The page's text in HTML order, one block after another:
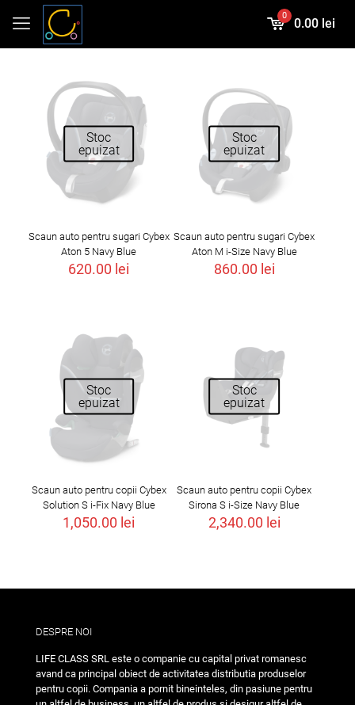
0
0.00 lei
Stoc
epuizat
Scaun auto pentru sugari Cybex
Aton 5 Navy Blue
620.00 lei
Stoc
epuizat
Scaun auto pentru sugari Cybex
Aton M i-Size Navy Blue
860.00 lei
Stoc
epuizat
Scaun auto pentru copii Cybex
Solution S i-Fix Navy Blue
1,050.00 lei
Stoc
epuizat
Scaun auto pentru copii Cybex
Sirona S i-Size Navy Blue
2,340.00 lei
DESPRE NOI
LIFE CLASS SRL este o companie cu capital privat romanesc
avand ca principal obiect de activitatea distributia produselor
pentru copii. Compania a pornit bineinteles, din pasiune pentru